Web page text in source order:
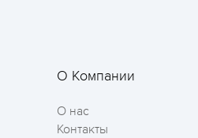
О Компании
О нас
Контакты